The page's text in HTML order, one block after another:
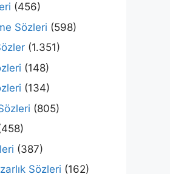
(456)
Sözleri (598)
(1.351)
(148)
(134)
(805)
(387)
Sözleri (162)